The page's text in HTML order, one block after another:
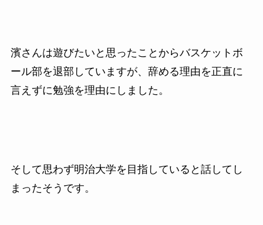
濱さんは遊びたいと思ったことからバスケットボ
ール部を退部していますが、辞める理由を正直に
言えずに勉強を理由にしました。
そして思わず明治大学を目指していると話してし
まったそうです。